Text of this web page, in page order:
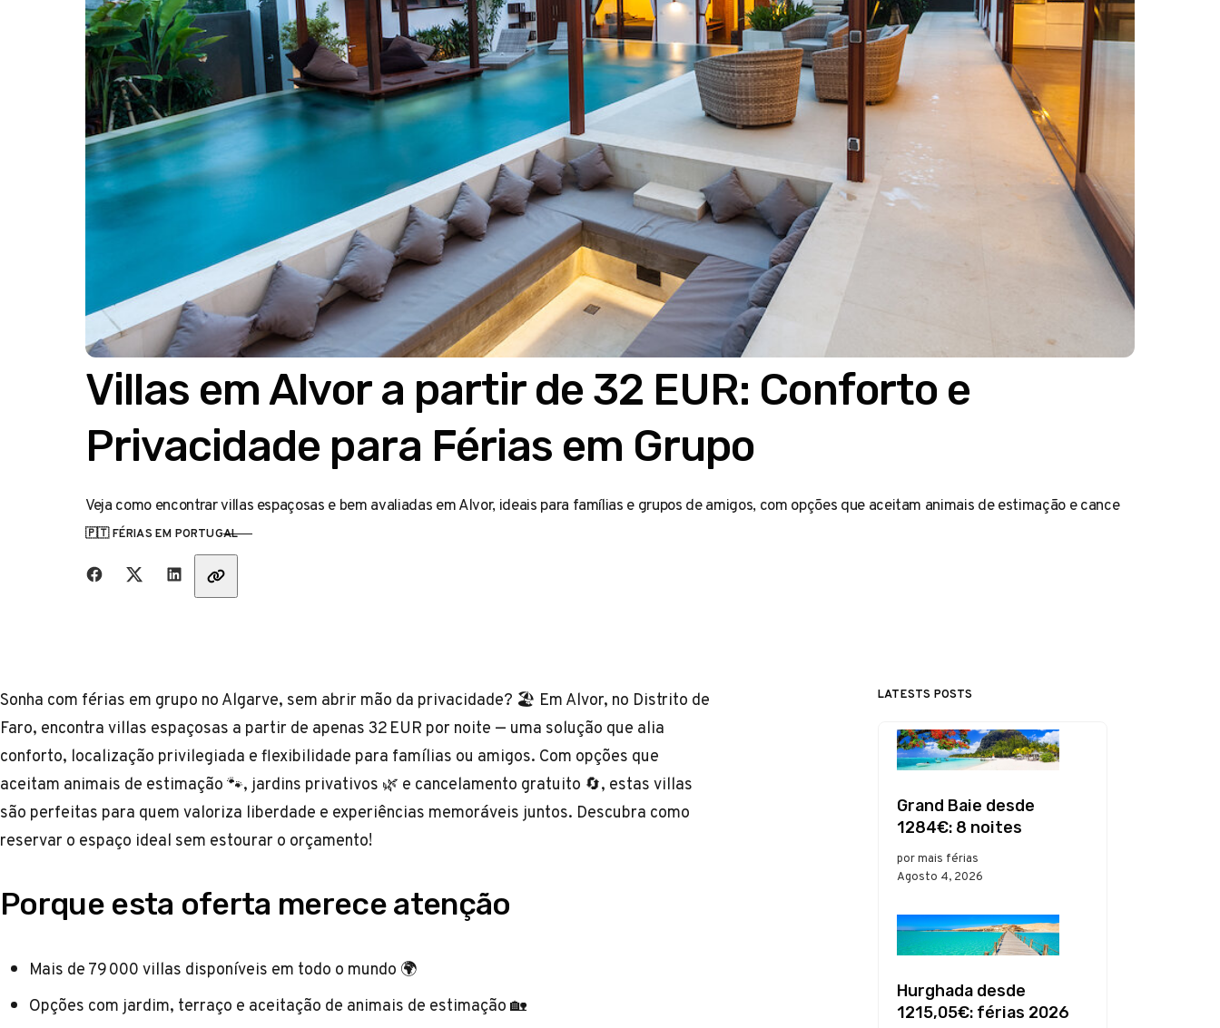
Villas em Alvor a partir de 32 EUR: Conforto e
Privacidade para Férias em Grupo
Veja como encontrar villas espaçosas e bem avaliadas em Alvor, ideais para famílias e grupos de amigos, com opções que aceitam animais de estimação e cance
CATEGORIA
🇵🇹 FÉRIAS EM PORTUGAL
Partilha com amigos
Sonha com férias em grupo no Algarve, sem abrir mão da privacidade? 🏖️ Em Alvor, no Distrito de
Faro, encontra villas espaçosas a partir de apenas 32 EUR por noite — uma solução que alia
conforto, localização privilegiada e flexibilidade para famílias ou amigos. Com opções que
aceitam animais de estimação 🐾, jardins privativos 🌿 e cancelamento gratuito 🔄, estas villas
são perfeitas para quem valoriza liberdade e experiências memoráveis juntos. Descubra como
reservar o espaço ideal sem estourar o orçamento!
Porque esta oferta merece atenção
Mais de 79 000 villas disponíveis em todo o mundo 🌍
Opções com jardim, terraço e aceitação de animais de estimação 🏡
LATESTS POSTS
Grand Baie desde
1284€: 8 noites
por mais férias
Agosto 4, 2026
Hurghada desde
1215,05€: férias 2026